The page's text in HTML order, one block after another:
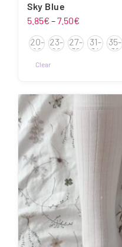
Sky Blue
5.85€ –7.50€
5.85€
kuni
20-
22
23-
26
27-
30
31-
34
35-
38
Clear
tootel
on
mitu
varianti.
Valikuid
saab
teha
tootelehel.